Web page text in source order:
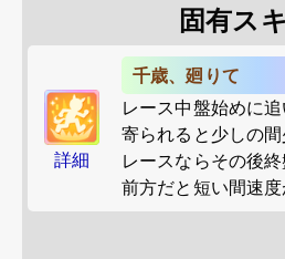
固有ス
詳細
千歳、廻りて
レース中盤始めに
寄られると少しの
レースならその後
前方だと短い間速